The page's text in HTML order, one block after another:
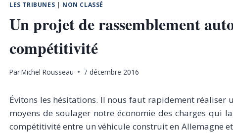
LES TRIBUNES | NON CLASSÉ
Un projet de rassemblement
compétitivité
ParMichel Rousseau 7 décembre 2016
Évitons les hésitations. Il nous faut rapidement
moyens de soulager notre économie des charges qui
compétitivité entre un véhicule construit en Allemagne